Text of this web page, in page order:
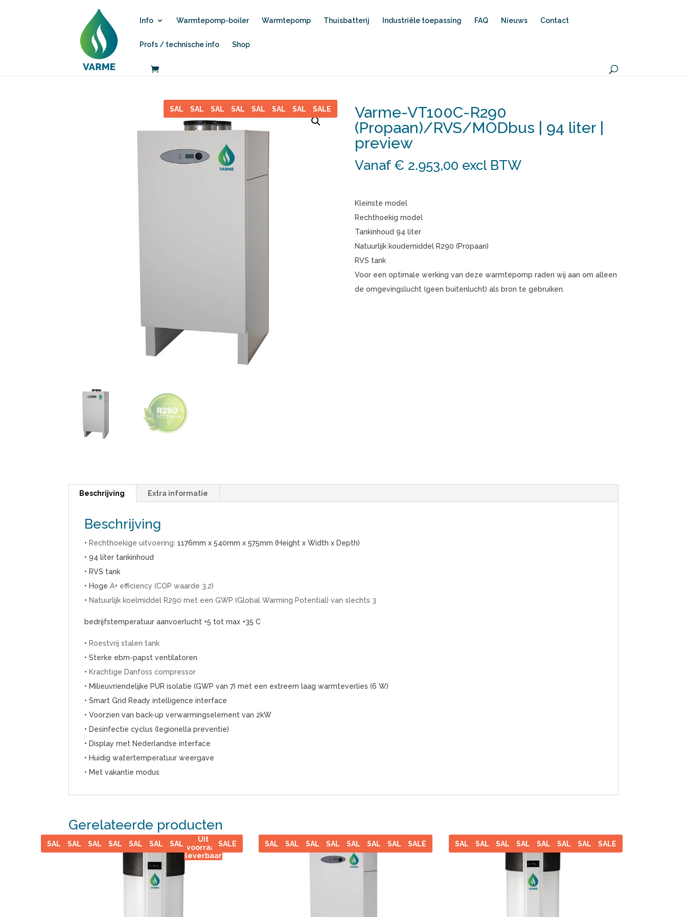
Info Warmtepomp-boiler Warmtepomp Thuisbatterij Industriële toepassing FAQ Nieuws Contact
Profs / technische info Shop
SALE SALE SALE SALE SALE SALE SALE SALE
Varme-VT100C-R290
(Propaan)/RVS/MODbus | 94 liter |
preview
Vanaf € 2.953,00 excl BTW
Kleinste model
Rechthoekig model
Tankinhoud 94 liter
Natuurlijk koudemiddel R290 (Propaan)
RVS tank
Voor een optimale werking van deze warmtepomp raden wij aan om alleen
de omgevingslucht (geen buitenlucht) als bron te gebruiken.
Beschrijving Extra informatie
Beschrijving
• Rechthoekige uitvoering:1176mm x 540mm x 575mm (Height x Width x Depth)
• 94 liter tankinhoud
• RVS tank
• Hoge A+ efficiency (COP waarde 3,2)
• Natuurlijk koelmiddel R290 met een GWP (Global Warming Potential) van slechts 3
bedrijfstemperatuur aanvoerlucht +5 tot max +35 C
• Roestvrij stalen tank
• Sterke ebm-papst ventilatoren
• Krachtige Danfoss compressor
• Milieuvriendelijke PUR isolatie (GWP van 7) met een extreem laag warmteverlies (6 W)
• Smart Grid Ready intelligence interface
• Voorzien van back-up verwarmingselement van 2kW
• Desinfectie cyclus (legionella preventie)
• Display met Nederlandse interface
• Huidig watertemperatuur weergave
• Met vakantie modus
Gerelateerde producten
SALE SALE SALE SALE SALE SALE SALE
Uit
voorraad
leverbaar
SALE SALE SALE SALE SALE SALE SALE SALE SALE SALE SALE SALE SALE SALE SALE SALE SALE